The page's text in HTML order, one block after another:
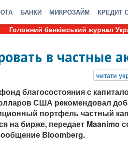
БАНКИ МИКРОЗАЙМ КРЕДИТ
Головний банківський журнал
в частные
благосостояния с
США рекомендовал
портфель частный
на бирже, передает Maanimo
Bloomberg.